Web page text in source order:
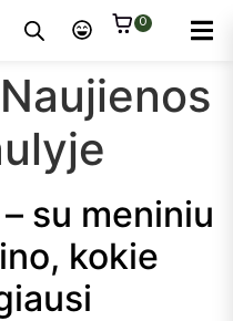
0
Naujienos
su meniniu
kokie